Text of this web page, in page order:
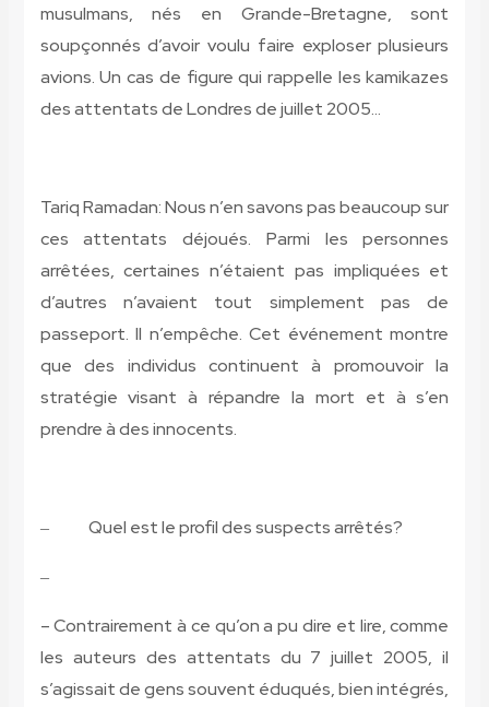
musulmans, nés en Grande-Bretagne, sont
soupçonnés d’avoir voulu faire exploser plusieurs
avions. Un cas de figure qui rappelle les kamikazes
des attentats de Londres de juillet 2005…
Tariq Ramadan: Nous n’en savons pas beaucoup sur
ces attentats déjoués. Parmi les personnes
arrêtées, certaines n’étaient pas impliquées et
d’autres n’avaient tout simplement pas de
passeport. Il n’empêche. Cet événement montre
que des individus continuent à promouvoir la
stratégie visant à répandre la mort et à s’en
prendre à des innocents.
– Quel est le profil des suspects arrêtés?
–
– Contrairement à ce qu’on a pu dire et lire, comme
les auteurs des attentats du 7 juillet 2005, il
s’agissait de gens souvent éduqués, bien intégrés,